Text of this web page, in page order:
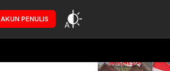
AKUN PENULIS